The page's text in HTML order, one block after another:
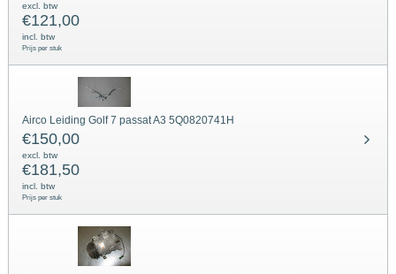
excl. btw
€121,00
incl. btw
Prijs per stuk
Airco Leiding Golf 7 passat A3 5Q0820741H
€150,00
excl. btw
€181,50
incl. btw
Prijs per stuk